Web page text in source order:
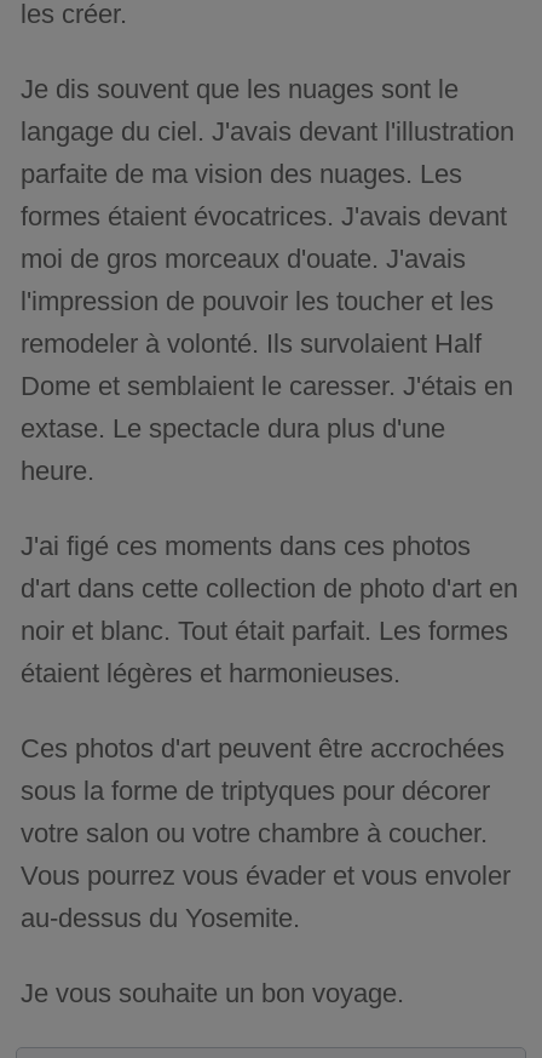
les créer.
Je dis souvent que les nuages sont le
langage du ciel. J'avais devant l'illustration
parfaite de ma vision des nuages. Les
formes étaient évocatrices. J'avais devant
moi de gros morceaux d'ouate. J'avais
l'impression de pouvoir les toucher et les
remodeler à volonté. Ils survolaient Half
Dome et semblaient le caresser. J'étais en
extase. Le spectacle dura plus d'une
heure.
J'ai figé ces moments dans ces photos
d'art dans cette collection de photo d'art en
noir et blanc. Tout était parfait. Les formes
étaient légères et harmonieuses.
Ces photos d'art peuvent être accrochées
sous la forme de triptyques pour décorer
votre salon ou votre chambre à coucher.
Vous pourrez vous évader et vous envoler
au-dessus du Yosemite.
Je vous souhaite un bon voyage.